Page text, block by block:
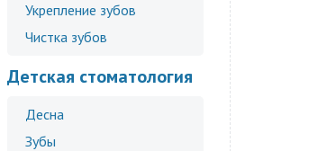
Укрепление зубов
Чистка зубов
Детская стоматология
Десна
Зубы